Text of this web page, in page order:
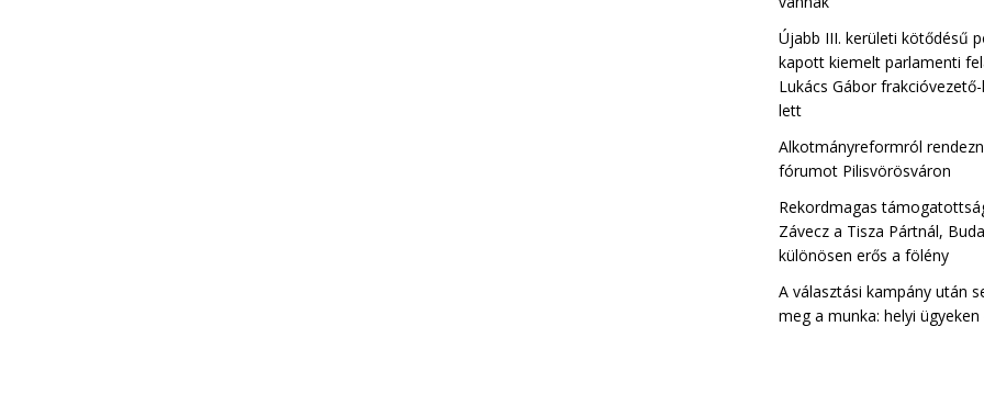
Újabb III. kerületi kötődésű
kapott kiemelt parlamenti
Lukács Gábor
lett
Alkotmányreformról
fórumot Pilisvörösváron
Rekordmagas
Závecz a Tisza Pártnál,
különösen erős a fölény
A választási kampány után
meg a munka: helyi